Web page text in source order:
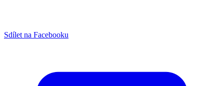
Sdílet na Facebooku